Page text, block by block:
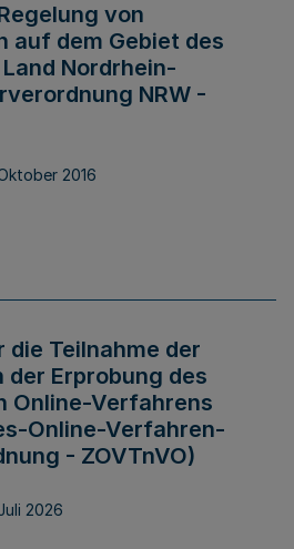
von
auf dem Gebiet des
Nordrhein-
NRW -
2016
die Teilnahme der
Erprobung des
Online-Verfahrens
Online-Verfahren-
- ZOVTnVO)
2026